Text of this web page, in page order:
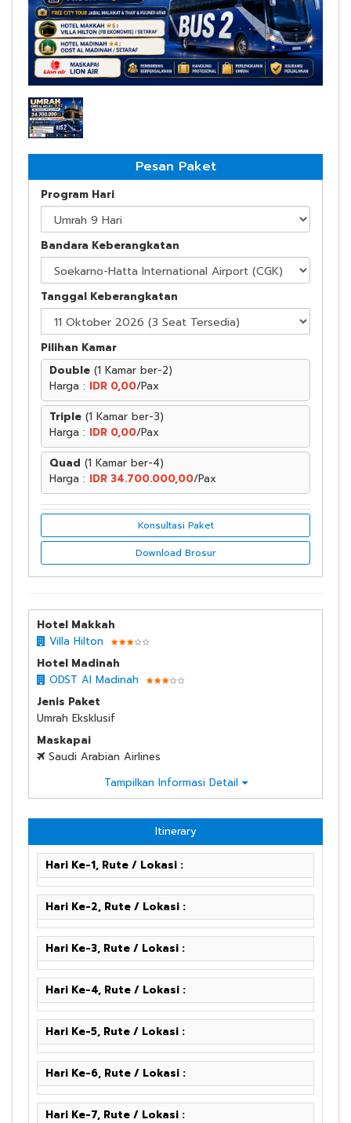
bus 2
Pesan Paket
Program Hari
Bandara Keberangkatan
Tanggal Keberangkatan
Pilihan Kamar
Double (1 Kamar ber-2)
Harga : IDR 0,00/Pax
Triple (1 Kamar ber-3)
Harga : IDR 0,00/Pax
Quad (1 Kamar ber-4)
Harga : IDR 34.700.000,00/Pax
Konsultasi Paket
Download Brosur
Hotel Makkah
Villa Hilton
Hotel Madinah
ODST Al Madinah
Jenis Paket
Umrah Eksklusif
Maskapai
Saudi Arabian Airlines
Tampilkan Informasi Detail
Itinerary
Hari Ke-1, Rute / Lokasi :
Hari Ke-2, Rute / Lokasi :
Hari Ke-3, Rute / Lokasi :
Hari Ke-4, Rute / Lokasi :
Hari Ke-5, Rute / Lokasi :
Hari Ke-6, Rute / Lokasi :
Hari Ke-7, Rute / Lokasi :